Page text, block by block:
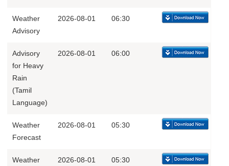
Weather
Advisory
2026-08-01 06:30
Advisory
for Heavy
Rain
(Tamil
Language)
2026-08-01 06:00
Weather
Forecast
2026-08-01 05:30
Weather
2026-08-01 05:30